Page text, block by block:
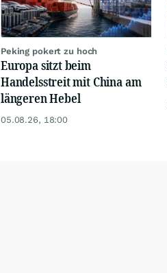
Peking pokert zu hoch
Europa sitzt beim
Handelsstreit mit China am
längeren Hebel
05.08.26, 18:00